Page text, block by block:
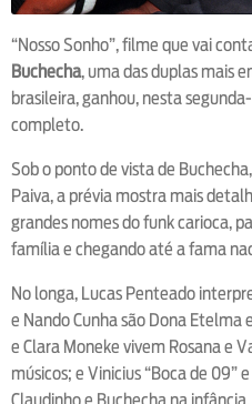
“Nosso Sonho”, filme que vai
Buchecha, uma das duplas mais
brasileira, ganhou, nesta
completo.
Sob o ponto de vista de
Paiva, a prévia mostra mais
grandes nomes do funk carioca,
família e chegando até a fama
No longa, Lucas Penteado
e Nando Cunha são Dona Etelma
e Clara Moneke vivem Rosana e
músicos; e Vinicius “Boca de 09”